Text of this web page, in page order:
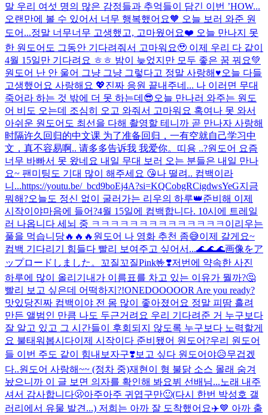
말 우리 여섯 명의 많은 감정들과 추억들이 담긴 이번 ’HOW...
오랜만에 볼 수 있어서 너무 행복했어요🧡 오늘 보러 와준 원
도어...정말 너무너무 고생했고, 고마웠어요❤️ 오늘 만나지 못
한 원도어도 그동안 기다려줘서 고마워요🥹 이제 우리 다 같이
4월 15일만 기다려요 ㅎㅎ 밤이 늦었지만 모두 좋은 꿈 꿔요💚
원도어 난 안 울어 그냥 그냥 그렇다고 정말 사랑해♥️오늘 다들
고생했어요 사랑해요 💖진짜 응원 끝내주네... 나 이러면 무대
죽어라 하는 것 밖에 더 못 하는데😎오늘 만나러 와주는 원도
어 비도 오는데 조심히 오고 와줘서 고마워요 혹여나 못 와서
아쉬운 원도어도 최선을 다해 촬영할 테니까 곧 만나자 사랑해
时隔许久回归的中文课 为了准备回归，一有空就自己学习中
文，真不容易啊.. 请多多告诉我 我爱你。 띠용 ..?원도어 요즘
너무 바빠서 못 왔네요 내일 무대 보러 오는 분들은 내일 만나
요~ 팬미팅도 기대 많이 해주세요 😘나 떨려.. 컴백이라
니...https://youtu.be/_bcd9boEj4A?si=KQCobgRCigdwsYeG지금
뭐해?오늘도 정신 없이 굴러가는 리우의 하루👑준비해 이제
시작이야마음에 들어?4월 15일에 컴백합니다. 10시에 트레일
러 나옵니다 세뇌 중 ㅋㅋㅋㅋㅋㅋㅋㅋㅋㅋㅋㅋㅋㅋ 이리우는
풀을 먹습니당🔥🔥🔥 원도어 나 영화 추천 좀😅이제 갈게요~
컴백 기다리기 힘들다 빨리 보여주고 싶어서...🌊🌊🌊画像をア
ップロードしました。 꼬질꼬질Pink🤟❣️저번에 약속한 사진
하루에 많이 올리기 내가 이름표를 차고 있는 이유가 뭘까?🤔
빨리 보고 싶은데 어떡하지?!ONEDOOOOOR Are you ready?
맛있당진짜 컴백이야 전 몸 많이 좋아졌어요 정말 피땀 흘려
만든 앨범인 만큼 나도 두근거려요 우리 기다려준 거 누구보다
잘 알고 있고 그 시간들이 후회되지 않도록 누구보다 노력할게
요 불태워봅시다이제 시작이다 준비됐어 원도어?우리 원도어
들 이번 주도 같이 힘내보자구❣️보고 싶다 원도어야😥무겁겠
다..원도어 사랑해~~ (정차 중)재현이 형 불닭 소스 몰래 숨겨
놨으니까 이 글 보면 의자를 확인해 봐요뷔 선배님...노래 내주
셔서 감사합니다🫢​아주아주 귀엽구만🙂(다시 한번 박성호 갤
러리에서 유물 발견...) 저희는 아까 잘 도착했어요✈️💙 아까 출